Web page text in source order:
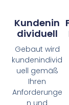
Kundenin
Dividuell
Gebaut wird
kundenindivid
uell gemäß
Ihren
Anforderunge
n und